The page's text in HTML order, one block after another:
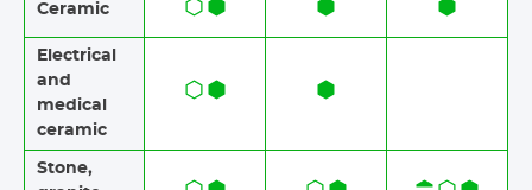
Ceramic​​
Electrical
and
medical
ceramic
Stone​,